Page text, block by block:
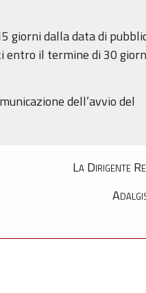
giorni dalla data di
entro il termine di 30
dell’avvio del
La Dirigente